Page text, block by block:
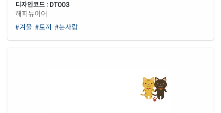
디자인코드 : DT003
해피뉴이어
#겨울 #토끼 #눈사람